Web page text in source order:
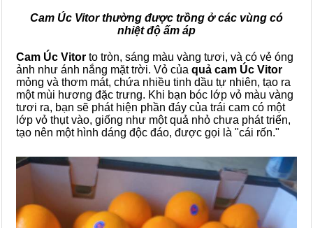
Cam Úc Vitor thường được trồng ở các vùng có
nhiệt độ ấm áp
Cam Úc Vitor to tròn, sáng màu vàng tươi, và có vẻ óng
ảnh như ánh nắng mặt trời. Vỏ của quả cam Úc Vitor
mỏng và thơm mát, chứa nhiều tinh dầu tự nhiên, tạo ra
một mùi hương đặc trưng. Khi bạn bóc lớp vỏ màu vàng
tươi ra, bạn sẽ phát hiện phần đáy của trái cam có một
lớp vỏ thụt vào, giống như một quả nhỏ chưa phát triển,
tạo nên một hình dáng độc đáo, được gọi là "cái rốn."